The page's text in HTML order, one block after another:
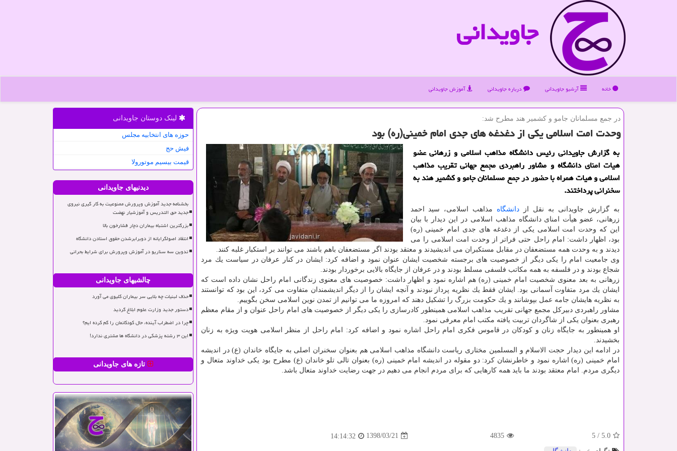
جاویدانی
خانه آرشیو جاویدانی درباره جاویدانی آموزش جاویدانی
در جمع مسلمانان جامو و كشمیر هند مطرح شد:
وحدت امت اسلامی یكی از دغدغه های جدی امام خمینی(ره) بود
به گزارش جاویدانی رئیس دانشگاه مذاهب اسلامی و زرهانی عضو
هیات امنای دانشگاه و مشاور راهبردی مجمع جهانی تقریب مذاهب
اسلامی و هیات همراه با حضور در جمع مسلمانان جامو و كشمیر هند به
سخنرانی پرداختند.
به گزارش جاویدانی به نقل از دانشگاه مذاهب اسلامی، سید احمد
زرهانی، عضو هیأت امنای دانشگاه مذاهب اسلامی در این دیدار با بیان
این كه وحدت امت اسلامی یكی از دغدغه های جدی امام خمینی (ره)
بود، اظهار داشت: امام راحل حتی فراتر از وحدت امت اسلامی را می
دیدند و به وحدت همه مستضعفان در مقابل مستكبران می اندیشیدند و معتقد بودند اگر مستضعفان باهم باشند می توانند بر استكبار غلبه كنند.
وی جامعیت امام را یكی دیگر از خصوصیت های برجسته شخصیت ایشان عنوان نمود و اضافه كرد: ایشان در كنار عرفان در سیاست یك مرد
شجاع بودند و در فلسفه به همه مكاتب فلسفی مسلط بودند و در عرفان از جایگاه بالایی برخوردار بودند.
زرهانی به بعد معنوی شخصیت امام خمینی (ره) هم اشاره نمود و اظهار داشت: خصوصیت های معنوی زندگانی امام راحل نشان داده است كه
ایشان یك مرد متفاوت آسمانی بود. ایشان فقط یك نظریه پرداز نبودند و آنچه ایشان را از دیگر اندیشمندان متفاوت می كرد، این بود كه توانستند
به نظریه هایشان جامه عمل بپوشانند و یك حكومت بزرگ را تشكیل دهند كه امروزه ما می توانیم از تمدن نوین اسلامی سخن بگوییم.
مشاور راهبردی دبیركل مجمع جهانی تقریب مذاهب اسلامی همینطور كادرسازی را یكی دیگر از خصوصیت های امام راحل عنوان و از مقام معظم
رهبری بعنوان یكی از شاگردان تربیت یافته مكتب امام معرفی نمود.
او همینطور به جایگاه زنان و كودكان در قاموس فكری امام راحل اشاره نمود و اضافه كرد: امام راحل از منظر اسلامی هویت ویژه به زنان
بخشیدند.
در ادامه این دیدار حجت الاسلام و المسلمین مختاری ریاست دانشگاه مذاهب اسلامی هم بعنوان سخنران اصلی به جایگاه خاندان (ع) در اندیشه
امام خمینی (ره) اشاره نمود و خاطرنشان كرد: دو مقوله در اندیشه امام خمینی (ره) بعنوان تالی تلو خاندان (ع) مطرح بود یكی خداوند متعال و
دیگری مردم. امام معتقد بودند ما باید همه كارهایی كه برای مردم انجام می دهیم در جهت رضایت خداوند متعال باشد.
5.0
/
5
4835
1398/03/21
14:14:32
لینک دوستان جاویدانی
حوزه های انتخابیه مجلس
فیش حج
قیمت بیسیم موتورولا
دیدنیهای جاویدانی
بخشنامه جدید آموزش وپرورش ممنوعیت به کار گیری نیروی
جدید حق التدریس و آموزشیار نهضت
بزرگترین اشتباه بیماران دچار فشارخون بالا
انتقاد اصولگرایانه از دوبرابرشدن حقوق استادن دانشگاه
تدوین سه سناریو در آموزش وپرورش برای شرایط بحرانی
چالشیهای جاویدانی
حذف لبنیات چه بلایی سر بیماران کلیوی می آورد
دستور جدید وزارت علوم ابلاغ گردید
چرا در اضطراب آینده، حال کودکانمان را گم کرده ایم؟
این ۳ رشته پزشکی در دانشگاه ها مشتری ندارد!
تازه های جاویدانی